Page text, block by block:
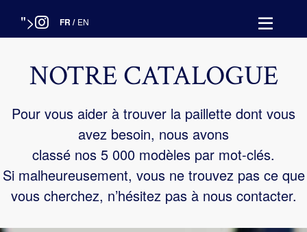
"> FR / EN
NOTRE CATALOGUE
Pour vous aider à trouver la paillette dont vous
avez besoin, nous avons
classé nos 5 000 modèles par mot-clés.
Si malheureusement, vous ne trouvez pas ce que
vous cherchez, n’hésitez pas à nous contacter.